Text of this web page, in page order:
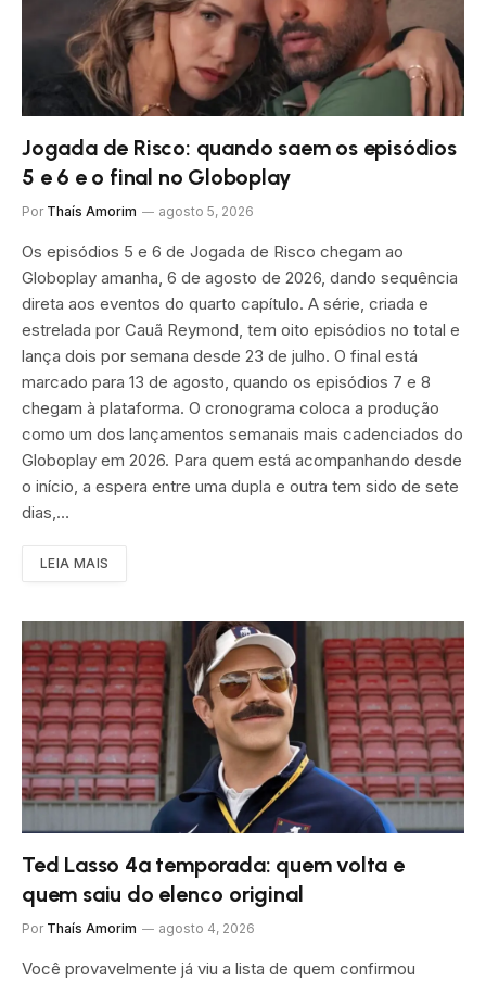
Jogada de Risco: quando saem os episódios
5 e 6 e o final no Globoplay
Por Thaís Amorim agosto 5, 2026
Os episódios 5 e 6 de Jogada de Risco chegam ao
Globoplay amanha, 6 de agosto de 2026, dando sequência
direta aos eventos do quarto capítulo. A série, criada e
estrelada por Cauã Reymond, tem oito episódios no total e
lança dois por semana desde 23 de julho. O final está
marcado para 13 de agosto, quando os episódios 7 e 8
chegam à plataforma. O cronograma coloca a produção
como um dos lançamentos semanais mais cadenciados do
Globoplay em 2026. Para quem está acompanhando desde
o início, a espera entre uma dupla e outra tem sido de sete
dias,…
LEIA MAIS
Ted Lasso 4ª temporada: quem volta e
quem saiu do elenco original
Por Thaís Amorim agosto 4, 2026
Você provavelmente já viu a lista de quem confirmou